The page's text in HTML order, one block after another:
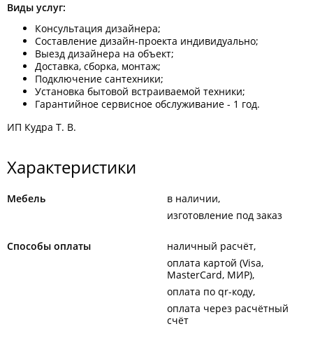
Виды услуг:
Консультация дизайнера;
Составление дизайн-проекта индивидуально;
Выезд дизайнера на объект;
Доставка, сборка, монтаж;
Подключение сантехники;
Установка бытовой встраиваемой техники;
Гарантийное сервисное обслуживание - 1 год.
ИП Кудра Т. В.
Характеристики
Мебель
в наличии
изготовление под заказ
Способы оплаты
наличный расчёт
оплата картой (Visa,
MasterCard, МИР)
оплата по qr-коду
оплата через расчётный
счёт